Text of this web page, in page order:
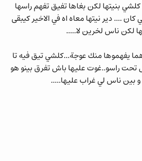
كلشي بنيتها لكن بغاها تفيق تفهم راسها
.... دير نيتها معاه اه في الاخير كيبقى
لكن ناس لخرين لا.....
يفهموها منك عوجة...كلشي تيق فيه تا
تحت راسو..غوت عليها باش تفرق بينو هو
و بين ناس لي غراب عليها.....